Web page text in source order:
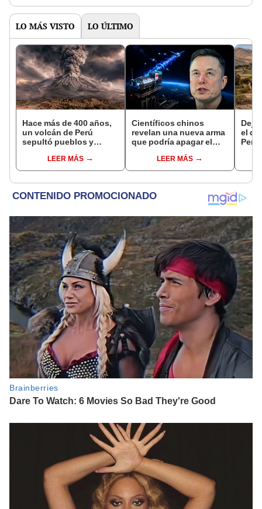
LO MÁS VISTO LO ÚLTIMO
Hace más de 400 años,
un volcán de Perú
sepultó pueblos y
veranos más fríos de la
historia: sigue bajo
LEER MÁS
Científicos chinos
revelan una nueva arma
que podría apagar el
afectar redes como
Starlink de Elon Musk
LEER MÁS
Dejó
el